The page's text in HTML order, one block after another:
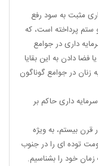
مثبت به سود رفع
ستم پرداخته است، که
داری در جوامع
فضا دادن به این بقایا
زنان در جوامع گوناگون
داری حاکم بر
قرن بیستم، به ویژه
توده ای را در جنوب
خود را بشناسیم.